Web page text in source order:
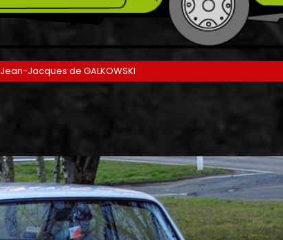
Jean-Jacques de GALKOWSKI